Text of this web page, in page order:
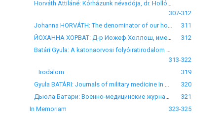
307-312
311
312
313-322
Irodalom
319
320
321
In Memoriam
323-325